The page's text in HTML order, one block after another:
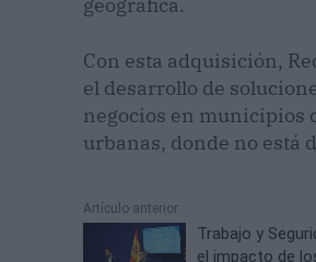
geográfica.
Con esta adquisición,
el desarrollo de
negocios en municipios
urbanas, donde no está
Artículo anterior
Trabajo y
el impacto de